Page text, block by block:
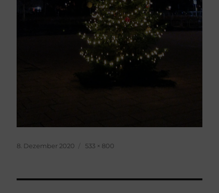
Veröffentlicht
8. Dezember 2020 Originalgröße
533 × 800